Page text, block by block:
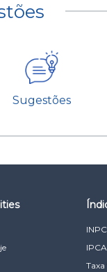
Sugestões
Taxa